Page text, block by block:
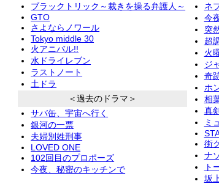
ブラックトリック～裁きを操る弁護人～
GTO
さよならノワール
Tokyo middle 30
火アニバル!!
水ドライレブン
ラストノート
土ドラ
＜過去のドラマ＞
サバ缶、宇宙へ行く
銀河の一票
夫婦別姓刑事
LOVED ONE
102回目のプロポーズ
今夜、秘密のキッチンで
ネ
今
突
超
火
ジ
奇
ホ
相
真
ミ
街
ナ
ト
坂